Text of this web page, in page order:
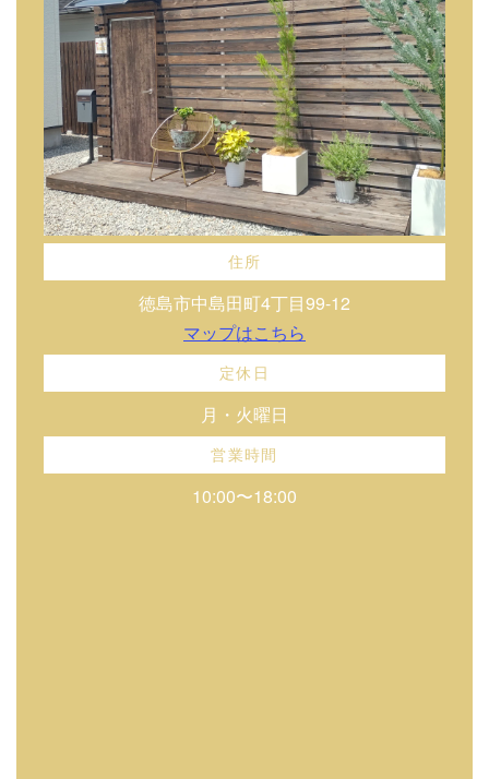
住所
徳島市中島田町4丁目99-12
マップはこちら
定休日
月・火曜日
営業時間
10:00〜18:00